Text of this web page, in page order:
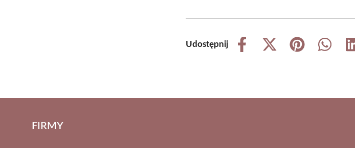
Udostępnij
Share
Share
Share
Share
FIRMY